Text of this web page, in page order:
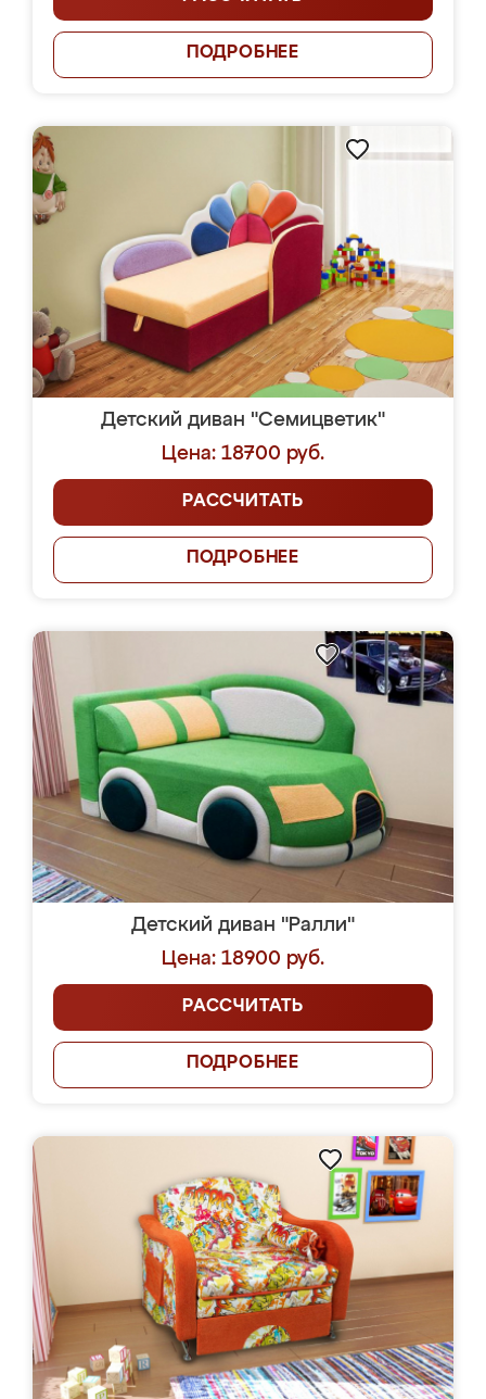
ПОДРОБНЕЕ
Детский диван "Семицветик"
Цена: 18700 руб.
РАССЧИТАТЬ
ПОДРОБНЕЕ
Детский диван "Ралли"
Цена: 18900 руб.
РАССЧИТАТЬ
ПОДРОБНЕЕ